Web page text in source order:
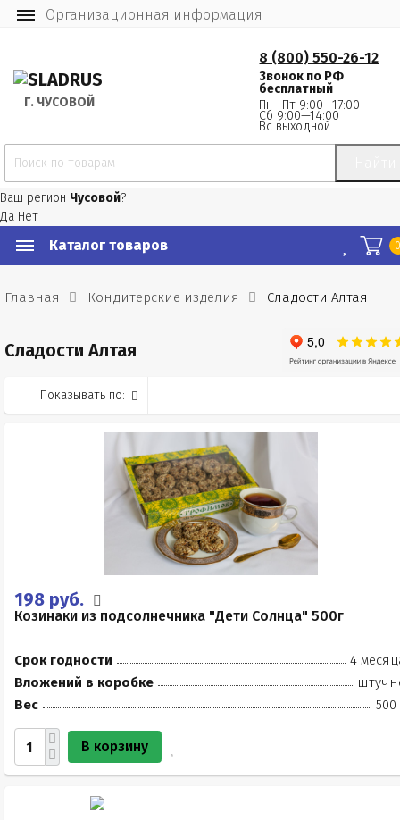
Организационная информация
Г. ЧУСОВОЙ
8 (800) 550-26-12
Звонок по РФ
бесплатный
Пн—Пт 9:00—17:00
Сб 9:00—14:00
Вс выходной
Ваш регион Чусовой?
Да Нет
Каталог товаров
Главная Кондитерские изделия Сладости Алтая
Сладости Алтая
Показывать по:
198 руб.
Козинаки из подсолнечника "Дети Солнца" 500г
Срок годности
4
Вложений в коробке
Вес
500
В корзину